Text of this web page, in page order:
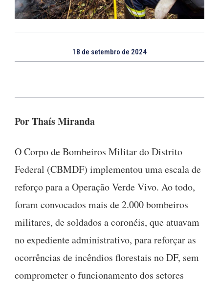
18 de setembro de 2024
Por Thaís Miranda
O Corpo de Bombeiros Militar do Distrito
Federal (CBMDF) implementou uma escala de
reforço para a Operação Verde Vivo. Ao todo,
foram convocados mais de 2.000 bombeiros
militares, de soldados a coronéis, que atuavam
no expediente administrativo, para reforçar as
ocorrências de incêndios florestais no DF, sem
comprometer o funcionamento dos setores